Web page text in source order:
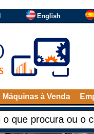
English
Máquinas à Venda